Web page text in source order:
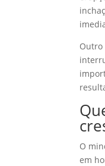
Outro
O
em